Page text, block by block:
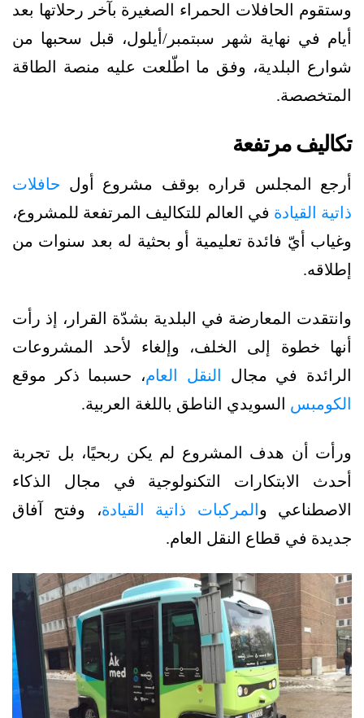
وستقوم الحافلات الحمراء الصغيرة بآخر رحلاتها بعد
أيام في نهاية شهر سبتمبر/أيلول، قبل سحبها من
شوارع البلدية، وفق ما اطّلعت عليه منصة الطاقة
المتخصصة.
تكاليف مرتفعة
أرجع المجلس قراره بوقف مشروع أول حافلات
ذاتية القيادة في العالم للتكاليف المرتفعة للمشروع،
وغياب أيّ فائدة تعليمية أو بحثية له بعد سنوات من
إطلاقه.
وانتقدت المعارضة في البلدية بشدّة القرار، إذ رأت
أنها خطوة إلى الخلف، وإلغاء لأحد المشروعات
الرائدة في مجال النقل العام، حسبما ذكر موقع
الكومبس السويدي الناطق باللغة العربية.
ورأت أن هدف المشروع لم يكن ربحيًا، بل تجربة
أحدث الابتكارات التكنولوجية في مجال الذكاء
الاصطناعي والمركبات ذاتية القيادة، وفتح آفاق
جديدة في قطاع النقل العام.